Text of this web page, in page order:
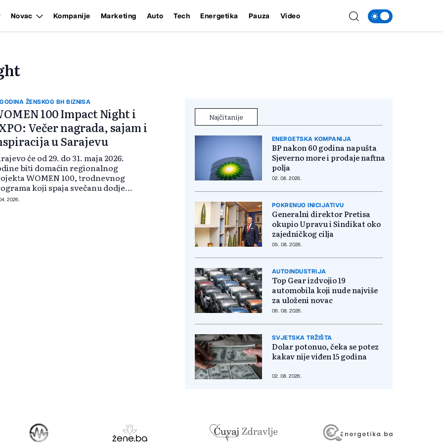
Novac Kompanije Marketing Auto Tech Energetika Pauza Video
ŽENSKOG BH BIZNISA
100 Impact Night i
Večer nagrada, sajam i
u Sarajevu
će od 29. do 31. maja 2026.
biti domaćin regionalnog
WOMEN 100, trodnevnog
koji spaja svečanu dodjelu
za žensko liderstvo,
2026.
Najčitanije
ENERGETSKA KOMPANIJA
BP nakon 60 godina napušta
Sjeverno more i prodaje naftna
polja
02. 08. 2026.
POKRENUO INICIJATIVU
Generalni direktor Pretisa
okupio Upravu i Sindikat oko
zajedničkog cilja
05. 08. 2026.
AUTOINDUSTRIJA
Top Gear izdvojio 19
automobila koji nude najviše
za uloženi novac
06. 08. 2026.
SVJETSKA TRŽIŠTA
Dolar potonuo, čeka se potez
kakav nije viđen 15 godina
02. 08. 2026.